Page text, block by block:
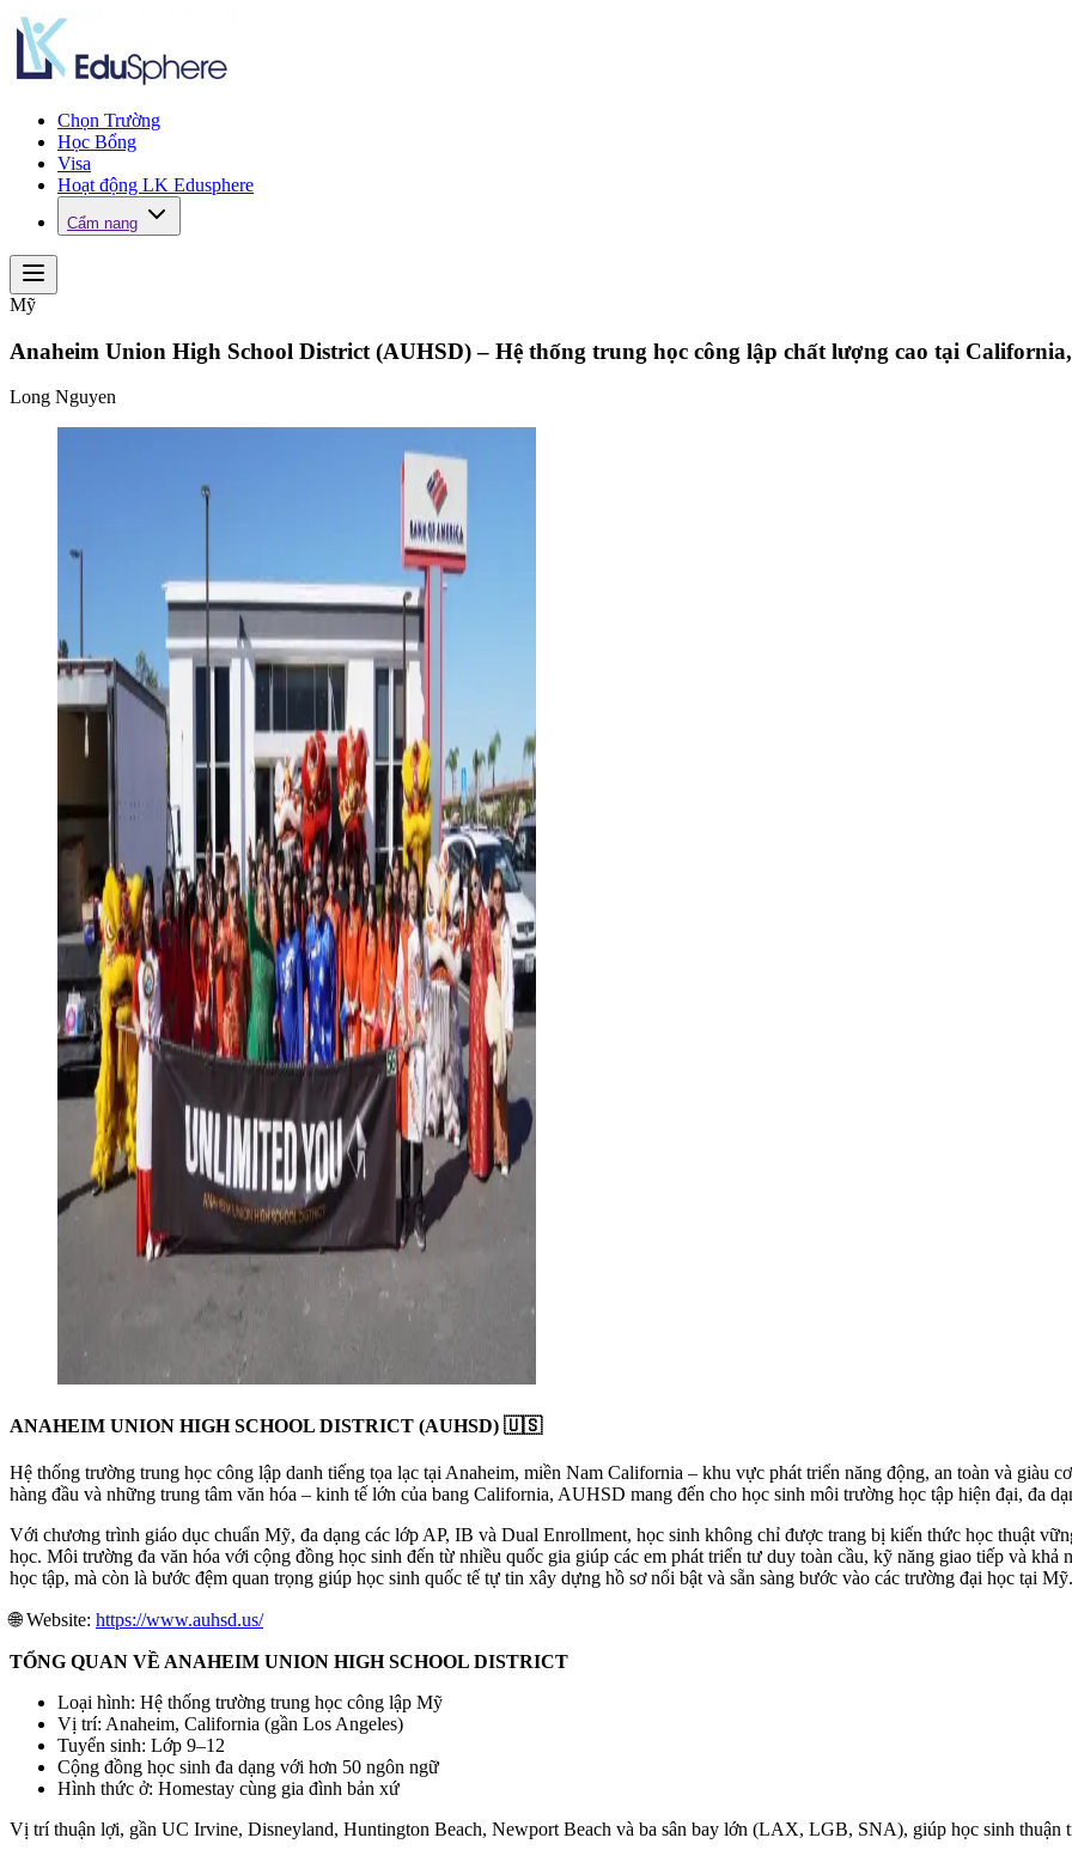
Chọn Trường
Học Bổng
Visa
Hoạt động LK Edusphere
Cẩm nang
Mỹ
Anaheim Union High School District (AUHSD) – Hệ thống trung học công lập chất lượng cao tại
Long Nguyen
ANAHEIM UNION HIGH SCHOOL DISTRICT (AUHSD) 🇺🇸
Hệ thống trường trung học công lập danh tiếng tọa lạc tại Anaheim, miền Nam California – khu vực phát triển năng động, an toàn và giàu
hàng đầu và những trung tâm văn hóa – kinh tế lớn của bang California, AUHSD mang đến cho học sinh môi trường học tập hiện đại, đa
Với chương trình giáo dục chuẩn Mỹ, đa dạng các lớp AP, IB và Dual Enrollment, học sinh không chỉ được trang bị kiến thức học thuật
học. Môi trường đa văn hóa với cộng đồng học sinh đến từ nhiều quốc gia giúp các em phát triển tư duy toàn cầu, kỹ năng giao tiếp và
học tập, mà còn là bước đệm quan trọng giúp học sinh quốc tế tự tin xây dựng hồ sơ nổi bật và sẵn sàng bước vào các trường đại học tại Mỹ.
🌐 Website: https://www.auhsd.us/
TỔNG QUAN VỀ ANAHEIM UNION HIGH SCHOOL DISTRICT
Loại hình: Hệ thống trường trung học công lập Mỹ
Vị trí: Anaheim, California (gần Los Angeles)
Tuyển sinh: Lớp 9–12
Cộng đồng học sinh đa dạng với hơn 50 ngôn ngữ
Hình thức ở: Homestay cùng gia đình bản xứ
Vị trí thuận lợi, gần UC Irvine, Disneyland, Huntington Beach, Newport Beach và ba sân bay lớn (LAX, LGB, SNA), giúp học sinh thuận